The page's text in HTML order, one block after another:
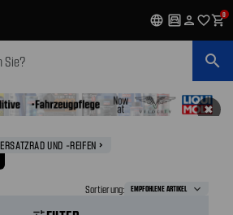
language garage person favorite_outlineshopping_cart0
search
✖
ERSATZRAD UND -REIFEN navigate_next
Sortierung: